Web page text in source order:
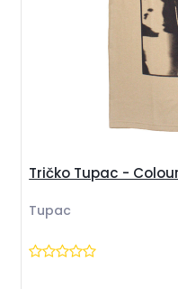
Tričko Tupac -
Tupac